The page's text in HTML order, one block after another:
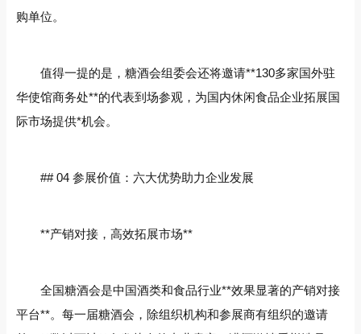
购单位。
值得一提的是，糖酒会组委会还将邀请**130多家国外驻
华使馆商务处**的代表到场参观，为国内休闲食品企业拓展国
际市场提供*机会。
## 04 参展价值：六大优势助力企业发展
**产销对接，高效拓展市场**
全国糖酒会是中国酒类和食品行业**效果显著的产销对接
平台**。每一届糖酒会，除组织机构和参展商有组织的邀请